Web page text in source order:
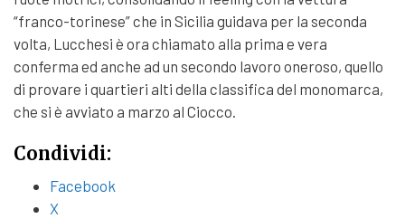
“franco-torinese” che in Sicilia guidava per la seconda
volta, Lucchesi è ora chiamato alla prima e vera
conferma ed anche ad un secondo lavoro oneroso, quello
di provare i quartieri alti della classifica del monomarca,
che si è avviato a marzo al Ciocco.
Condividi:
Facebook
X